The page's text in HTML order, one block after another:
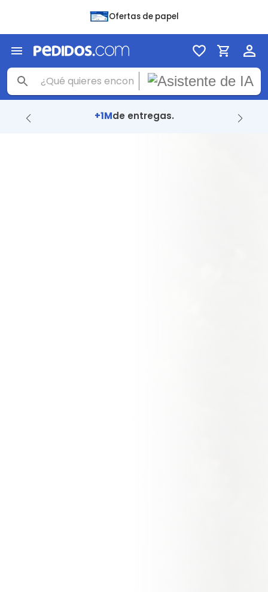
Ofertas de papel
+1Mde entregas.